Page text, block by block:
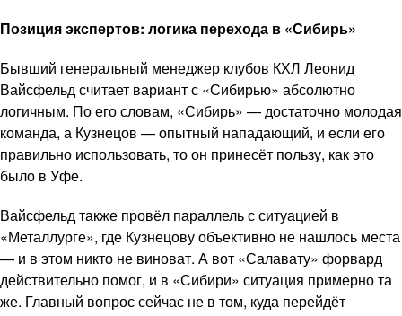
Позиция экспертов: логика перехода в «Сибирь»
Бывший генеральный менеджер клубов КХЛ Леонид
Вайсфельд считает вариант с «Сибирью» абсолютно
логичным. По его словам, «Сибирь» — достаточно молодая
команда, а Кузнецов — опытный нападающий, и если его
правильно использовать, то он принесёт пользу, как это
было в Уфе.
Вайсфельд также провёл параллель с ситуацией в
«Металлурге», где Кузнецову объективно не нашлось места
— и в этом никто не виноват. А вот «Салавату» форвард
действительно помог, и в «Сибири» ситуация примерно та
же. Главный вопрос сейчас не в том, куда перейдёт